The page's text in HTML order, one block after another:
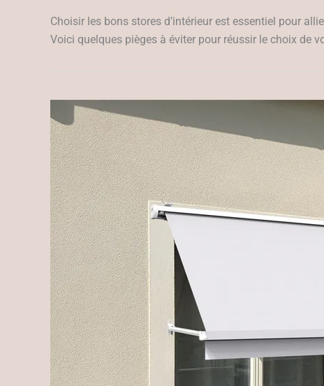
Choisir les bons stores d’intérieur est essentiel pour
Voici quelques pièges à éviter pour réussir le choix de